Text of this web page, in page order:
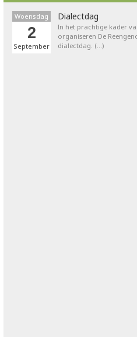
Woensdag
2
September
Dialectdag
In het prachtige kader
organiseren De
dialectdag. (…)